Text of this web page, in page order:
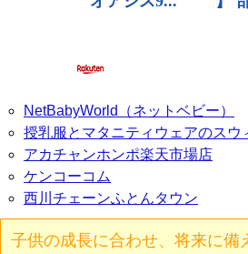
NetBabyWorld（ネットベビー）
授乳服とマタニティウェアのスウ
アカチャンホンポ楽天市場店
ケンコーコム
西川チェーンふとんタウン
子供の成長に合わせ、将来に備